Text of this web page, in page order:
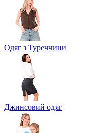
Одяг з Туреччини
Джинсовий одяг